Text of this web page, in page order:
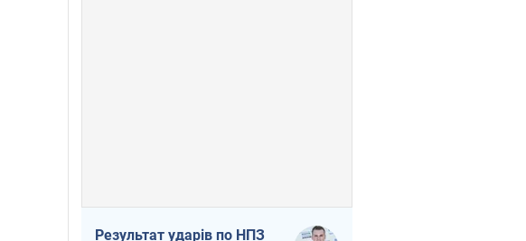
Результат ударів по НПЗ